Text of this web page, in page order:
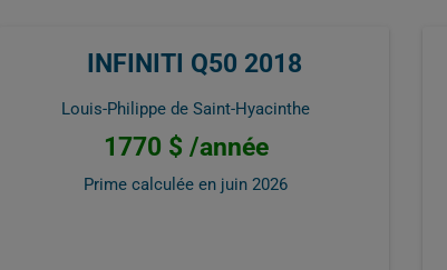
INFINITI Q50 2018
Louis-Philippe de Saint-Hyacinthe
1770 $ /année
Prime calculée en juin 2026